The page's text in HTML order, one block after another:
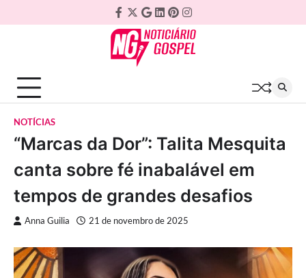
to
Facebook
Twitter
Google
Plus
Linkedin
Pinterest
Instagram
NOTÍCIAS
“Marcas da Dor”: Talita Mesquita
canta sobre fé inabalável em
tempos de grandes desafios
Anna Guilia 21 de novembro de 2025